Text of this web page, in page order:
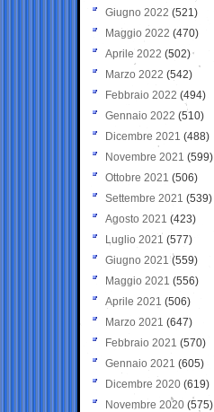
Giugno 2022 (521)
Maggio 2022 (470)
Aprile 2022 (502)
Marzo 2022 (542)
Febbraio 2022 (494)
Gennaio 2022 (510)
Dicembre 2021 (488)
Novembre 2021 (599)
Ottobre 2021 (506)
Settembre 2021 (539)
Agosto 2021 (423)
Luglio 2021 (577)
Giugno 2021(559)
Maggio 2021 (556)
Aprile 2021 (506)
Marzo 2021 (647)
Febbraio 2021 (570)
Gennaio 2021 (605)
Dicembre 2020 (619)
Novembre 2020 (575)